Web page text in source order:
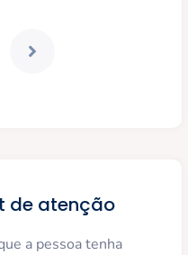
de atenção
a pessoa tenha